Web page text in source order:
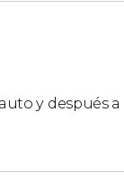
y después a